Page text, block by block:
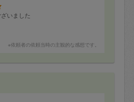
生しません。それ以上はキ
発生します。
ンセル料：
いました
※依頼者の依頼当時の主観的な感想です。